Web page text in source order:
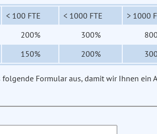
< 100 FTE < 1000 FTE
> 1000
200% 300%
150% 200%
Formular aus, damit wir Ihnen ein